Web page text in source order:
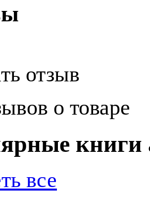
отзыв
о товаре
книги
все